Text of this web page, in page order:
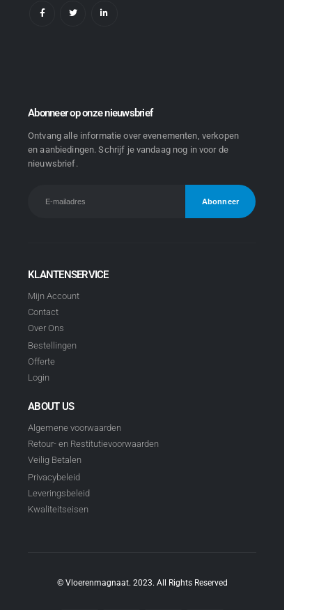
Abonneer op onze nieuwsbrief
Ontvang alle informatie over evenementen, verkopen
en aanbiedingen. Schrijf je vandaag nog in voor de
nieuwsbrief.
KLANTENSERVICE
Mijn Account
Contact
Over Ons
Bestellingen
Offerte
Login
ABOUT US
Algemene voorwaarden
Retour- en Restitutievoorwaarden
Veilig Betalen
Privacybeleid
Leveringsbeleid
Kwaliteitseisen
© Vloerenmagnaat. 2023. All Rights Reserved